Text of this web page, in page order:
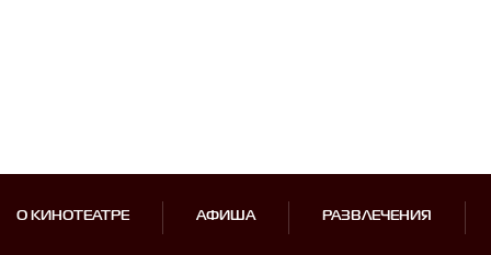
О КИНОТЕАТРЕ АФИША РАЗВЛЕЧЕНИЯ